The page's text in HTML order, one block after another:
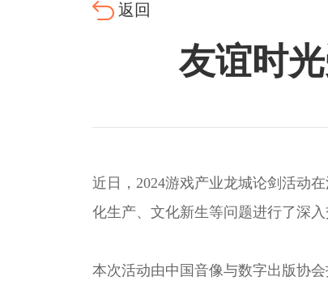
返回
友谊时
近日，2024游戏产业龙城论剑活动
化生产、文化新生等问题进行了深入
本次活动由中国音像与数字出版协